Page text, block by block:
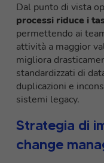
Dal punto di vista
processi riduce i
permettendo ai
attività a maggior
migliora
standardizzati di
duplicazioni e
sistemi legacy.
Strategia di
change